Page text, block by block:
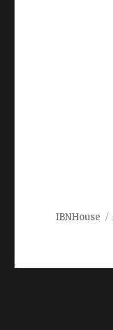
IBNHouse